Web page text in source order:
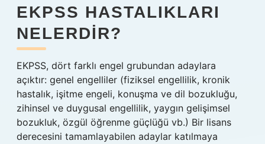
EKPSS HASTALIKLARI
NELERDIR?
EKPSS, dört farklı engel grubundan adaylara
açıktır: genel engelliler (fiziksel engellilik, kronik
hastalık, işitme engeli, konuşma ve dil bozukluğu,
zihinsel ve duygusal engellilik, yaygın gelişimsel
bozukluk, özgül öğrenme güçlüğü vb.) Bir lisans
derecesini tamamlayabilen adaylar katılmaya